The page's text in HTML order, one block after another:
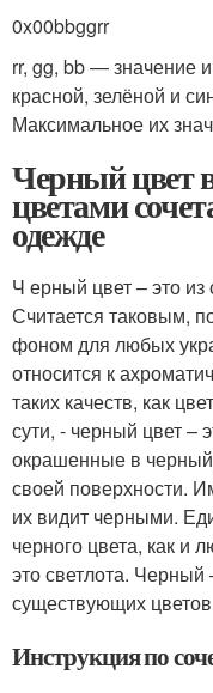
0x00bbggrr
rr, gg, bb — значение
красной, зелёной и
Максимальное их
Черный цвет
цветами
одежде
Ч ерный цвет – это
Считается таковым,
фоном для любых
относится к
таких качеств, как
сути, - черный цвет –
окрашенные в
своей поверхности.
их видит черными.
черного цвета, как и
это светлота.
существующих
Инструкция по